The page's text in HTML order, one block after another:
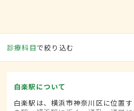
診療科目で絞り込む
白楽駅について
白楽駅は、横浜市神奈川区に位置